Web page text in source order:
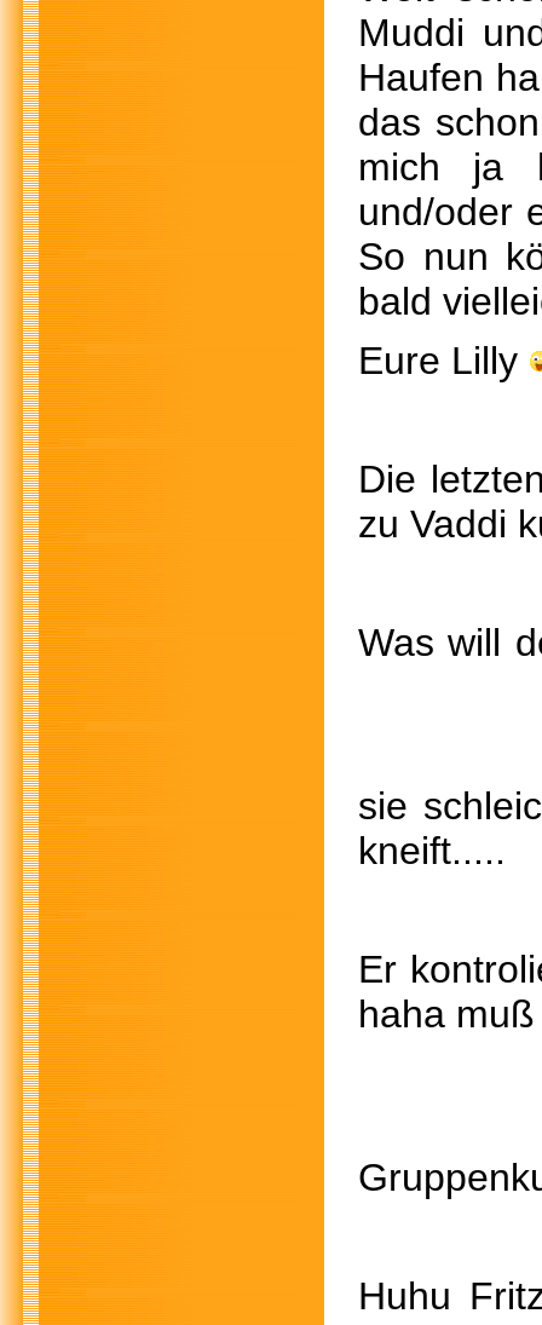
Muddi
Haufen
das
mich ja
und/oder
So nun
bald
Eure Lilly
Die
zu Vaddi
Was will
sie
Er
haha
Huhu